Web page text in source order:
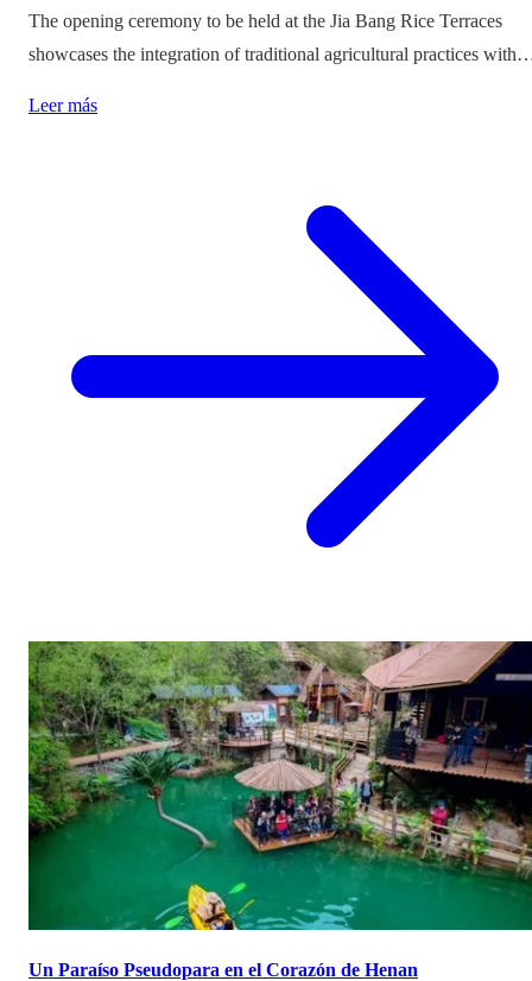
The opening ceremony to be held at the Jia Bang Rice Terraces
showcases the integration of traditional agricultural practices with
authenticity and cultural preservation amidst commercialization.
Leer más
Un Paraíso Pseudopara en el Corazón de Henan